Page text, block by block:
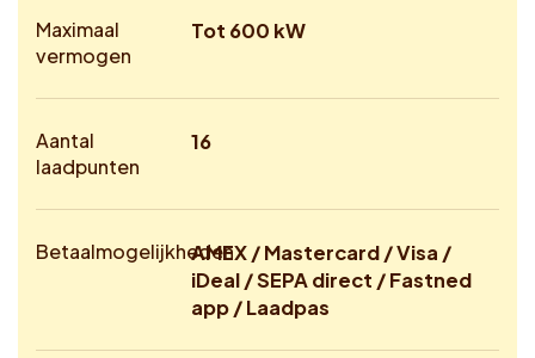
Maximaal
vermogen
Tot 600 kW
Aantal
laadpunten
16
BetaalmogelijkhedenAMEX / Mastercard / Visa /
iDeal / SEPA direct / Fastned
app / Laadpas